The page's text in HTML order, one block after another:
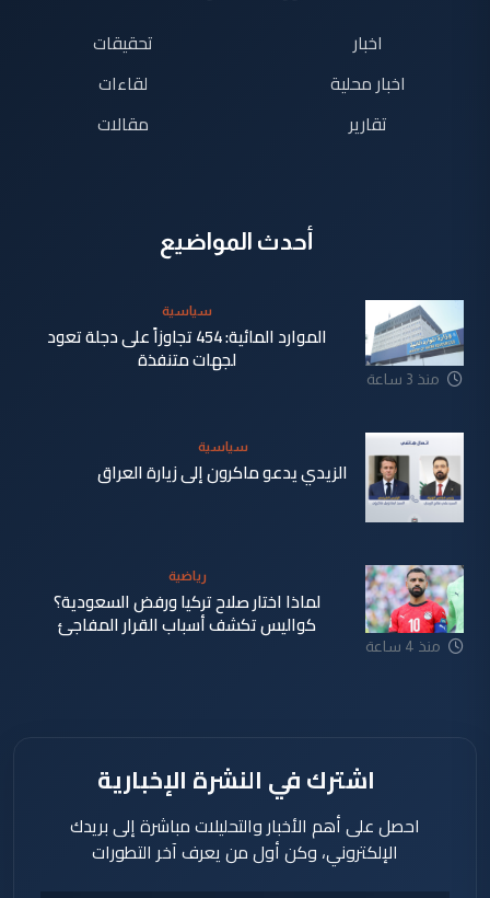
اخبار
اخبار محلية
تقارير
تحقيقات
لقاءات
مقالات
أحدث المواضيع
منذ 3 ساعة
سياسية
الموارد المائية: 454 تجاوزاً على دجلة تعود
لجهات متنفذة
سياسية
الزيدي يدعو ماكرون إلى زيارة العراق
منذ 4 ساعة
رياضية
لماذا اختار صلاح تركيا ورفض السعودية؟
كواليس تكشف أسباب القرار المفاجئ
اشترك في النشرة الإخبارية
احصل على أهم الأخبار والتحليلات مباشرة إلى بريدك
الإلكتروني، وكن أول من يعرف آخر التطورات